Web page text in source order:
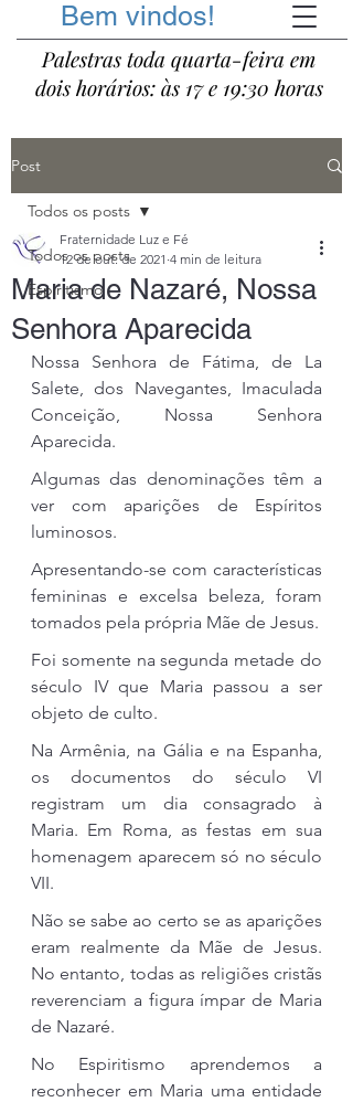
Bem vindos!
Palestras toda quarta-feira em
dois horários: às 17 e 19:30 horas
Post
Todos os posts
Espiritismo
Todos os posts
Maria de Nazaré, Nossa
Senhora Aparecida
Fraternidade Luz e Fé
12 de out. de 2021 4 min de leitura
Nossa Senhora de Fátima, de La
Salete, dos Navegantes, Imaculada
Conceição, Nossa Senhora
Aparecida.
Algumas das denominações têm a
ver com aparições de Espíritos
luminosos.
Apresentando-se com características
femininas e excelsa beleza, foram
tomados pela própria Mãe de Jesus.
Foi somente na segunda metade do
século IV que Maria passou a ser
objeto de culto.
Na Armênia, na Gália e na Espanha,
os documentos do século VI
registram um dia consagrado à
Maria. Em Roma, as festas em sua
homenagem aparecem só no século
VII.
Não se sabe ao certo se as aparições
eram realmente da Mãe de Jesus.
No entanto, todas as religiões cristãs
reverenciam a figura ímpar de Maria
de Nazaré.
No Espiritismo aprendemos a
reconhecer em Maria uma entidade